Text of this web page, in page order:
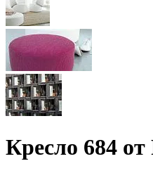
Кресло 684